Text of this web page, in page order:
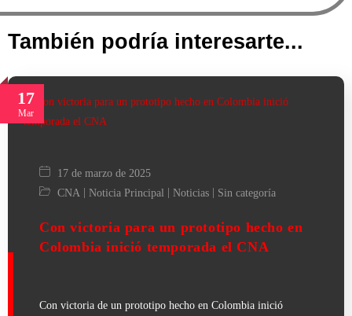
También podría interesarte...
17
Mar
17 de marzo de 2025
CNA | Noticia Principal | Noticias | Sin categoría
Con victoria para un prototipo hecho en
Colombia inició temporada el CNA
Con victoria de un prototipo hecho en Colombia inició